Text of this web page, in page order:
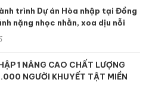
trình Dự án Hòa nhập tại Đồng
nặng nhọc nhằn, xoa dịu nỗi
1 NÂNG CAO CHẤT LƯỢNG
NGƯỜI KHUYẾT TẬT MIỀN